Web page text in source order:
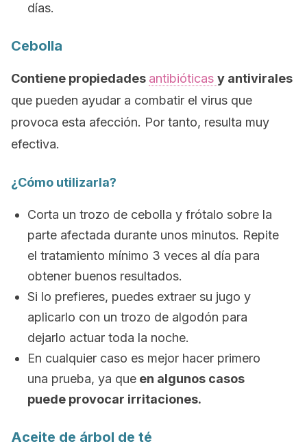
días.
Cebolla
Contiene propiedades antibióticas y antivirales
que pueden ayudar a combatir el virus que
provoca esta afección. Por tanto, resulta muy
efectiva.
¿Cómo utilizarla?
Corta un trozo de cebolla y frótalo sobre la
parte afectada durante unos minutos. Repite
el tratamiento mínimo 3 veces al día para
obtener buenos resultados.
Si lo prefieres, puedes extraer su jugo y
aplicarlo con un trozo de algodón para
dejarlo actuar toda la noche.
En cualquier caso es mejor hacer primero
una prueba, ya que en algunos casos
puede provocar irritaciones.
Aceite de árbol de té